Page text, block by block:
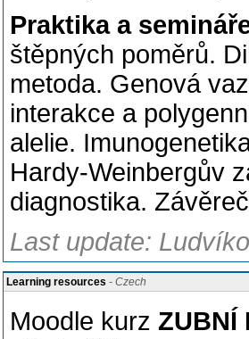
Praktika a
štěpných poměrů.
metoda. Genová
interakce a
alelie.
Hardy-Weinbergův
diagnostika.
Last update:
Learning resources - Czech
Moodle kurz ZUBNÍ